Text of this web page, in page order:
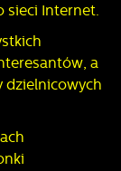
sieci Internet.
a
dzielnicowych